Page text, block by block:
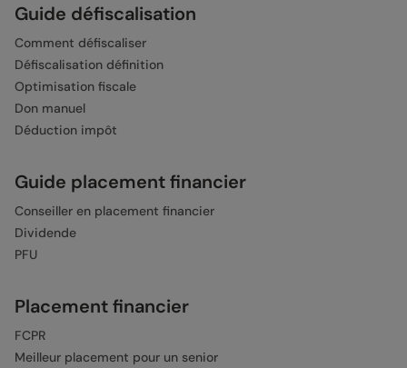
Guide défiscalisation
Comment défiscaliser
Défiscalisation définition
Optimisation fiscale
Don manuel
Déduction impôt
Guide placement financier
Conseiller en placement financier
Dividende
PFU
Placement financier
FCPR
Meilleur placement pour un senior